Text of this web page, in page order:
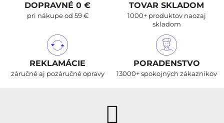
DOPRAVNÉ 0 €
pri nákupe od 59 €
TOVAR SKLADOM
1000+ produktov naozaj
skladom
REKLAMÁCIE
záručné aj pozáručné opravy
PORADENSTVO
13000+ spokojných zákazníkov